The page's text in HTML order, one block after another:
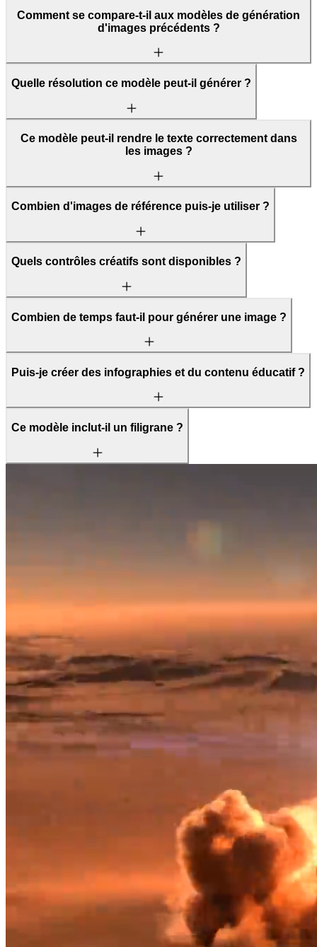
Comment se compare-t-il aux modèles de génération
d'images précédents ?
Quelle résolution ce modèle peut-il générer ?
Ce modèle peut-il rendre le texte correctement dans
les images ?
Combien d'images de référence puis-je utiliser ?
Quels contrôles créatifs sont disponibles ?
Combien de temps faut-il pour générer une image ?
Puis-je créer des infographies et du contenu éducatif ?
Ce modèle inclut-il un filigrane ?